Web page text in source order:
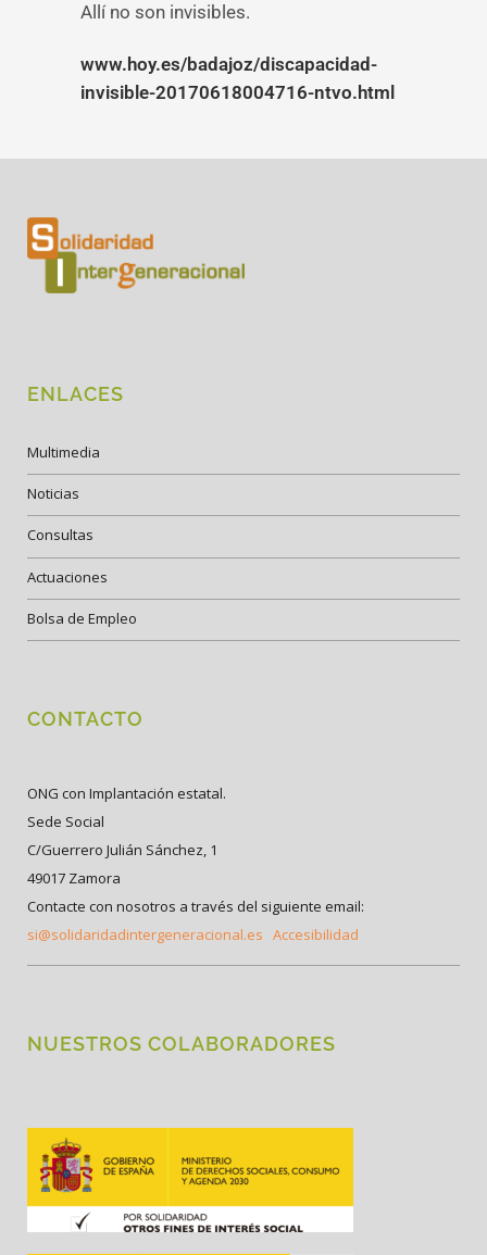
Allí no son invisibles.
www.hoy.es/badajoz/discapacidad-
invisible-20170618004716-ntvo.html
ENLACES
Multimedia
Noticias
Consultas
Actuaciones
Bolsa de Empleo
CONTACTO
ONG con Implantación estatal.
Sede Social
C/Guerrero Julián Sánchez, 1
49017 Zamora
Contacte con nosotros a través del siguiente email:
si@solidaridadintergeneracional.es Accesibilidad
NUESTROS COLABORADORES